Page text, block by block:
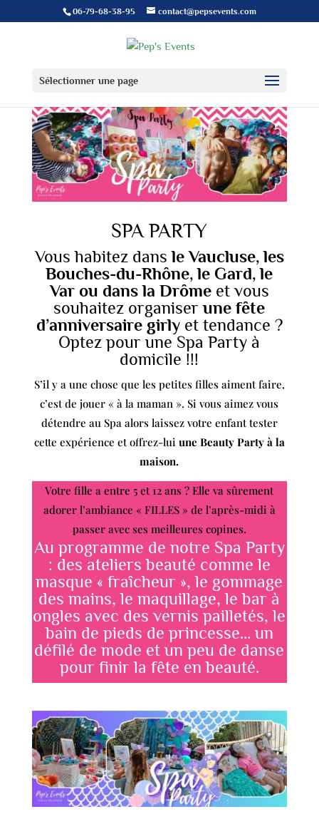
06-79-68-38-95 contact@pepsevents.com
Sélectionner une page
SPA PARTY
Vous habitez dansle Vaucluse, les
Bouches-du-Rhône, le Gard, le
Var ou dans la Drôme et vous
souhaitez organiserune fête
d’anniversaire girlyet tendance ?
Optez pour une Spa Party à
domicile !!!
S’il y a une chose que les petites filles aiment faire,
c’est de jouer « à la maman ». Si vous aimez vous
détendre au Spa alors laissez votre enfant tester
cette expérience et offrez-lui une Beauty Party à la
maison.
Votre fille a entre 5 et 12 ans ? Elle va sûrement
adorer l’ambiance « FILLES » de l’après-midi à
passer avec ses meilleures copines.
Au programme de notre Spa Party
: des ateliers beauté comme le
masque « fraîcheur », le gommage
des mains, le maquillage, le bar à
ongles avec des vernis pailletés, le
bain de pieds de princesse… un
défilé de mode et un peu de danse
pour finir la fête en beauté.